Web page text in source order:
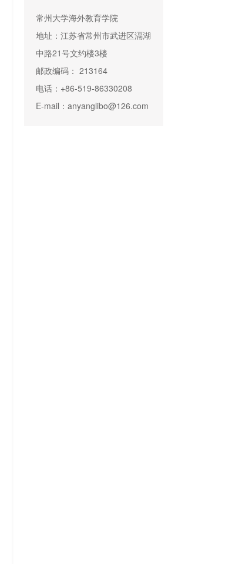
常州大学海外教育学院
地址：江苏省常州市武进区滆湖
中路21号文约楼3楼
邮政编码： 213164
电话：+86-519-86330208
E-mail：anyanglibo@126.com